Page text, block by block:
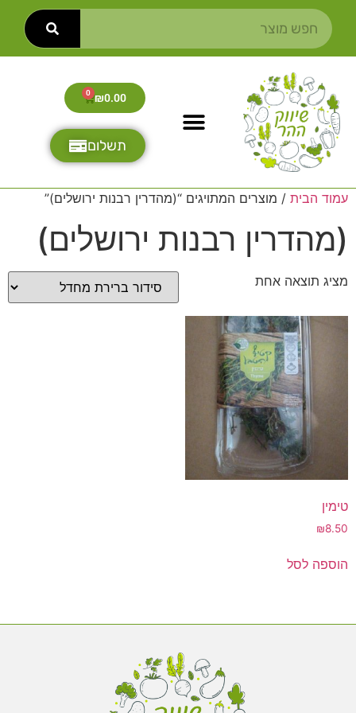
₪0.00
0
תשלום
עמוד הבית / מוצרים המתויגים “(מהדרין רבנות ירושלים)”
(מהדרין רבנות ירושלים)
מציג תוצאה אחת
טימין
₪8.50
הוספה לסל